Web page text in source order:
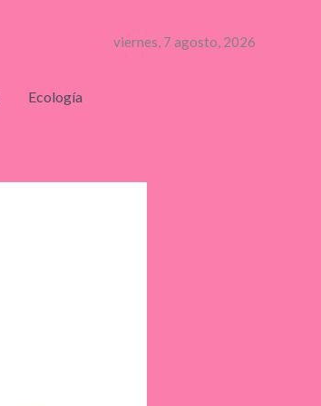
viernes, 7 agosto, 2026
Ecología